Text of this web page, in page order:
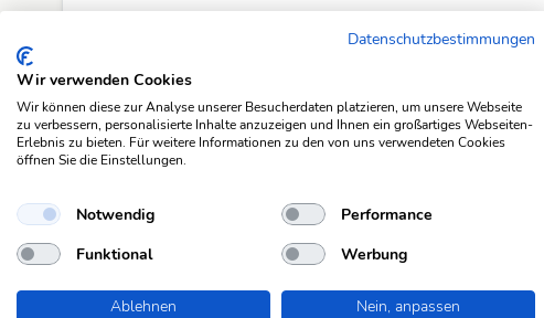
Suchergebnisse
schwed. Käsesorte, Käseart
Datenschutzbestimmungen
Wir verwenden Cookies
Wir können diese zur Analyse unserer Besucherdaten platzieren, um unsere Webseite
zu verbessern, personalisierte Inhalte anzuzeigen und Ihnen ein großartiges Webseiten-
Erlebnis zu bieten. Für weitere Informationen zu den von uns verwendeten Cookies
öffnen Sie die Einstellungen.
Notwendig
Performance
Funktional
Werbung
Ablehnen
Nein, anpassen